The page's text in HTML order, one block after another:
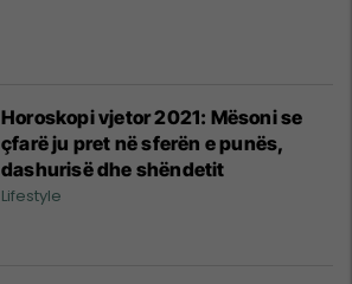
Horoskopi vjetor 2021: Mësoni se
çfarë ju pret në sferën e punës,
dashurisë dhe shëndetit
Lifestyle